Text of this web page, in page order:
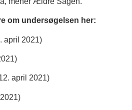
om undersøgelsen her:
april 2021)
april 2021)